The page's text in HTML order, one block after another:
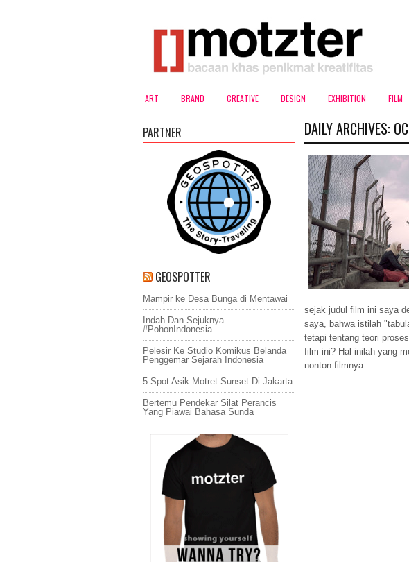
ART BRAND CREATIVE DESIGN EXHIBITION FILM
DAILY ARCHIVES:
sejak judul film ini saya
saya, bahwa istilah
tetapi tentang teori
film ini? Hal inilah yang
nonton filmnya.
PARTNER
GEOSPOTTER
Mampir ke Desa Bunga di Mentawai
Indah Dan Sejuknya
#PohonIndonesia
Pelesir Ke Studio Komikus Belanda
Penggemar Sejarah Indonesia
5 Spot Asik Motret Sunset Di Jakarta
Bertemu Pendekar Silat Perancis
Yang Piawai Bahasa Sunda